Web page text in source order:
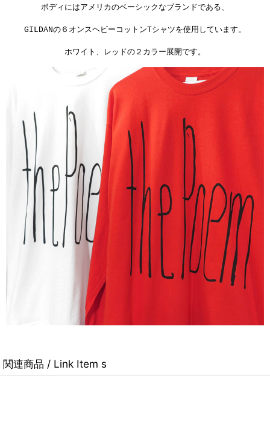
ボディにはアメリカのベーシックなブランドである、
GILDANの６オンスヘビーコットンTシャツを使用しています。
ホワイト、レッドの２カラー展開です。
関連商品 / Link Item s